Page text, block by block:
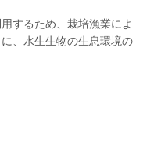
するため、栽培漁業によ
、水生生物の生息環境の